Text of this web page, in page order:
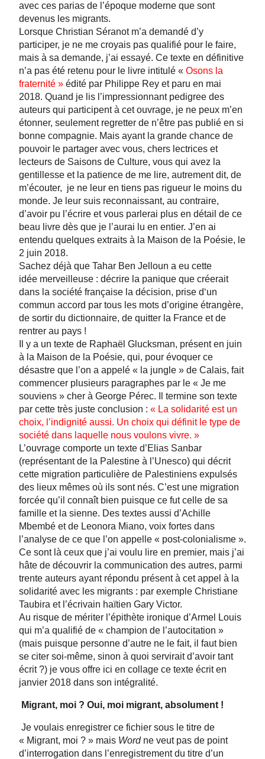
avec ces parias de l’époque moderne que sont
devenus les migrants.
Lorsque Christian Séranot m’a demandé d’y
participer, je ne me croyais pas qualifié pour le faire,
mais à sa demande, j’ai essayé. Ce texte en définitive
n’a pas été retenu pour le livre intitulé « Osons la
fraternité » édité par Philippe Rey et paru en mai
2018. Quand je lis l’impressionnant pedigree des
auteurs qui participent à cet ouvrage, je ne peux m’en
étonner, seulement regretter de n’être pas publié en si
bonne compagnie. Mais ayant la grande chance de
pouvoir le partager avec vous, chers lectrices et
lecteurs de Saisons de Culture, vous qui avez la
gentillesse et la patience de me lire, autrement dit, de
m’écouter, je ne leur en tiens pas rigueur le moins du
monde. Je leur suis reconnaissant, au contraire,
d’avoir pu l’écrire et vous parlerai plus en détail de ce
beau livre dès que je l’aurai lu en entier. J’en ai
entendu quelques extraits à la Maison de la Poésie, le
2 juin 2018.
Sachez déjà que Tahar Ben Jelloun a eu cette
idée merveilleuse : décrire la panique que créerait
dans la société française la décision, prise d‘un
commun accord par tous les mots d’origine étrangère,
de sortir du dictionnaire, de quitter la France et de
rentrer au pays !
Il y a un texte de Raphaël Glucksman, présent en juin
à la Maison de la Poésie, qui, pour évoquer ce
désastre que l’on a appelé « la jungle » de Calais, fait
commencer plusieurs paragraphes par le « Je me
souviens » cher à George Pérec. Il termine son texte
par cette très juste conclusion : « La solidarité est un
choix, l’indignité aussi. Un choix qui définit le type de
société dans laquelle nous voulons vivre. »
L’ouvrage comporte un texte d’Elias Sanbar
(représentant de la Palestine à l’Unesco) qui décrit
cette migration particulière de Palestiniens expulsés
des lieux mêmes où ils sont nés. C’est une migration
forcée qu’il connaît bien puisque ce fut celle de sa
famille et la sienne. Des textes aussi d’Achille
Mbembé et de Leonora Miano, voix fortes dans
l’analyse de ce que l’on appelle « post-colonialisme ».
Ce sont là ceux que j’ai voulu lire en premier, mais j’ai
hâte de découvrir la communication des autres, parmi
trente auteurs ayant répondu présent à cet appel à la
solidarité avec les migrants : par exemple Christiane
Taubira et l’écrivain haïtien Gary Victor.
Au risque de mériter l’épithète ironique d’Armel Louis
qui m’a qualifié de « champion de l’autocitation »
(mais puisque personne d’autre ne le fait, il faut bien
se citer soi-même, sinon à quoi servirait d’avoir tant
écrit ?) je vous offre ici en collage ce texte écrit en
janvier 2018 dans son intégralité.
Migrant, moi ? Oui, moi migrant, absolument !
Je voulais enregistrer ce fichier sous le titre de
« Migrant, moi ? » mais Wordne veut pas de point
d’interrogation dans l’enregistrement du titre d’un